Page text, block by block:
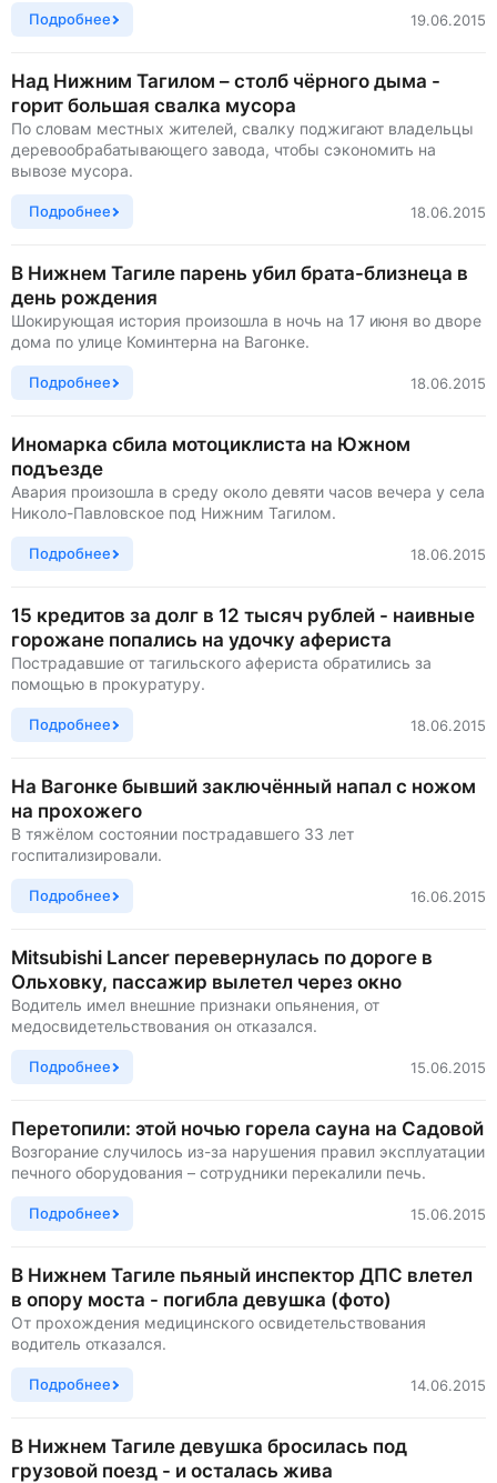
Подробнее 19.06.2015
Над Нижним Тагилом – столб чёрного дыма -
горит большая свалка мусора
По словам местных жителей, свалку поджигают владельцы
деревообрабатывающего завода, чтобы сэкономить на
вывозе мусора.
Подробнее 18.06.2015
В Нижнем Тагиле парень убил брата-близнеца в
день рождения
Шокирующая история произошла в ночь на 17 июня во дворе
дома по улице Коминтерна на Вагонке.
Подробнее 18.06.2015
Иномарка сбила мотоциклиста на Южном
подъезде
Авария произошла в среду около девяти часов вечера у села
Николо-Павловское под Нижним Тагилом.
Подробнее 18.06.2015
15 кредитов за долг в 12 тысяч рублей - наивные
горожане попались на удочку афериста
Пострадавшие от тагильского афериста обратились за
помощью в прокуратуру.
Подробнее 18.06.2015
На Вагонке бывший заключённый напал с ножом
на прохожего
В тяжёлом состоянии пострадавшего 33 лет
госпитализировали.
Подробнее 16.06.2015
Mitsubishi Lancer перевернулась по дороге в
Ольховку, пассажир вылетел через окно
Водитель имел внешние признаки опьянения, от
медосвидетельствования он отказался.
Подробнее 15.06.2015
Перетопили: этой ночью горела сауна на Садовой
Возгорание случилось из-за нарушения правил эксплуатации
печного оборудования – сотрудники перекалили печь.
Подробнее 15.06.2015
В Нижнем Тагиле пьяный инспектор ДПС влетел
в опору моста - погибла девушка (фото)
От прохождения медицинского освидетельствования
водитель отказался.
Подробнее 14.06.2015
В Нижнем Тагиле девушка бросилась под
грузовой поезд - и осталась жива